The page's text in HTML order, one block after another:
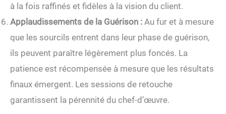
à la fois raffinés et fidèles à la vision du client.
Applaudissements de la Guérison : Au fur et à mesure
que les sourcils entrent dans leur phase de guérison,
ils peuvent paraître légèrement plus foncés. La
patience est récompensée à mesure que les résultats
finaux émergent. Les sessions de retouche
garantissent la pérennité du chef-d’œuvre.